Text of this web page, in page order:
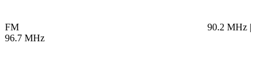
FM
90.2 MHz |
96.7 MHz